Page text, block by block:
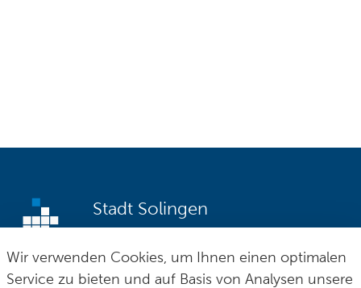
Stadt Solingen
42601 Solingen
0 212 290–2109
Wir verwenden Cookies, um Ihnen einen optimalen
Service zu bieten und auf Basis von Analysen unsere